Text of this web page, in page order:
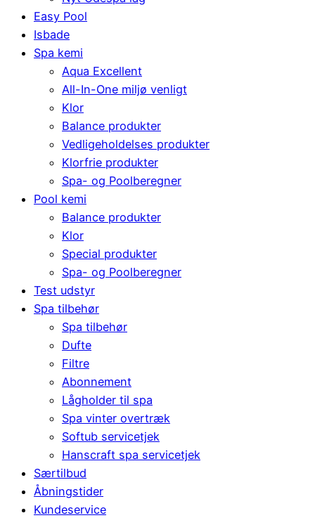
Easy Pool
Isbade
Spa kemi
Aqua Excellent
All-In-One miljø venligt
Klor
Balance produkter
Vedligeholdelses produkter
Klorfrie produkter
Spa- og Poolberegner
Pool kemi
Balance produkter
Klor
Special produkter
Spa- og Poolberegner
Test udstyr
Spa tilbehør
Spa tilbehør
Dufte
Filtre
Abonnement
Lågholder til spa
Spa vinter overtræk
Softub servicetjek
Hanscraft spa servicetjek
Særtilbud
Åbningstider
Kundeservice